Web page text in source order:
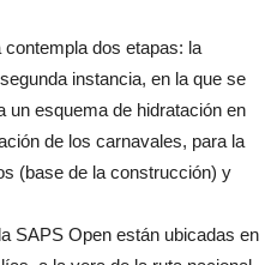
contempla dos etapas: la
instancia, en la que se
un esquema de hidratación en
de los carnavales, para la
(base de la construcción) y
SAPS Open están ubicadas en